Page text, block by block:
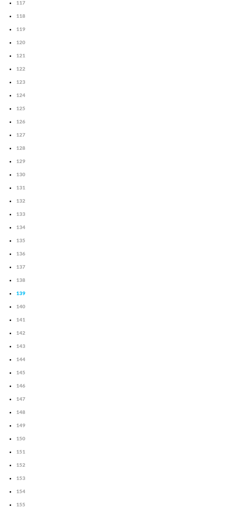
117
118
119
120
121
122
123
124
125
126
127
128
129
130
131
132
133
134
135
136
137
138
139
140
141
142
143
144
145
146
147
148
149
150
151
152
153
154
155